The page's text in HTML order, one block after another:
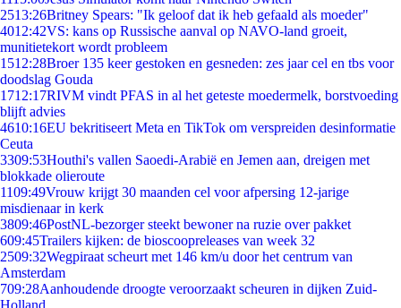
2513:26Britney Spears: "Ik geloof dat ik heb gefaald als moeder"
4012:42VS: kans op Russische aanval op NAVO-land groeit,
munitietekort wordt probleem
1512:28Broer 135 keer gestoken en gesneden: zes jaar cel en tbs voor
doodslag Gouda
1712:17RIVM vindt PFAS in al het geteste moedermelk, borstvoeding
blijft advies
4610:16EU bekritiseert Meta en TikTok om verspreiden desinformatie
Ceuta
3309:53Houthi's vallen Saoedi-Arabië en Jemen aan, dreigen met
blokkade olieroute
1109:49Vrouw krijgt 30 maanden cel voor afpersing 12-jarige
misdienaar in kerk
3809:46PostNL-bezorger steekt bewoner na ruzie over pakket
609:45Trailers kijken: de bioscoopreleases van week 32
2509:32Wegpiraat scheurt met 146 km/u door het centrum van
Amsterdam
709:28Aanhoudende droogte veroorzaakt scheuren in dijken Zuid-
Holland